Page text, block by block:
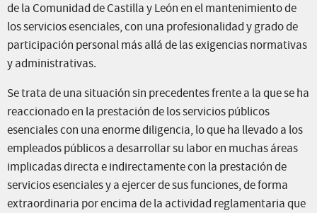
de la Comunidad de Castilla y León en el mantenimiento de
los servicios esenciales, con una profesionalidad y grado de
participación personal más allá de las exigencias normativas
y administrativas.
Se trata de una situación sin precedentes frente a la que se ha
reaccionado en la prestación de los servicios públicos
esenciales con una enorme diligencia, lo que ha llevado a los
empleados públicos a desarrollar su labor en muchas áreas
implicadas directa e indirectamente con la prestación de
servicios esenciales y a ejercer de sus funciones, de forma
extraordinaria por encima de la actividad reglamentaria que